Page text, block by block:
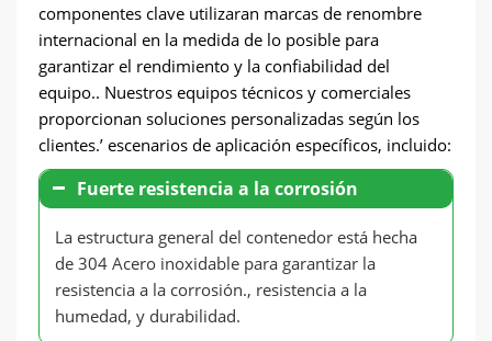
componentes clave utilizaran marcas de renombre
internacional en la medida de lo posible para
garantizar el rendimiento y la confiabilidad del
equipo.. Nuestros equipos técnicos y comerciales
proporcionan soluciones personalizadas según los
clientes.’ escenarios de aplicación específicos, incluido:
Fuerte resistencia a la corrosión
La estructura general del contenedor está hecha
de 304 Acero inoxidable para garantizar la
resistencia a la corrosión., resistencia a la
humedad, y durabilidad.